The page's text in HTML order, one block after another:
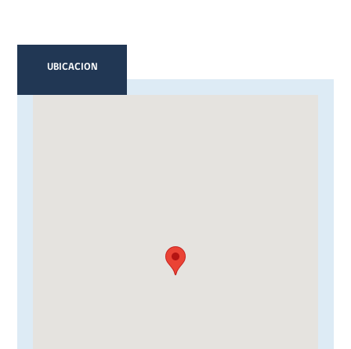
UBICACION